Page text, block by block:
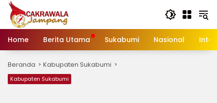
Langsung
konten
Home
Berita Utama Sukabumi Nasional
Beranda Kabupaten Sukabumi
Kabupaten Sukabumi